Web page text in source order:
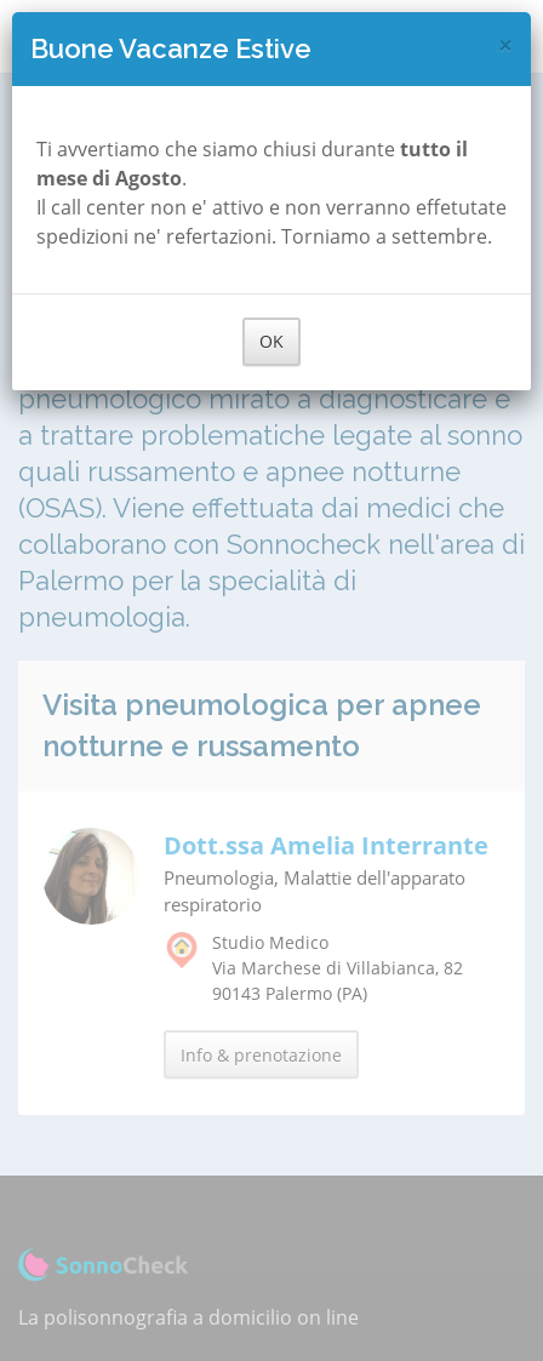
Visita Pneumologica
Visita pneumologica per
apnee notturne e
russamento a Palermo
La visita consiste in un check-up di tipo
pneumologico mirato a diagnosticare e
a trattare problematiche legate al sonno
quali russamento e apnee notturne
(OSAS). Viene effettuata dai medici che
collaborano con Sonnocheck nell'area di
Palermo per la specialità di
pneumologia.
Visita pneumologica per apnee
notturne e russamento
Dott.ssa Amelia Interrante
Pneumologia, Malattie dell'apparato
respiratorio
Studio Medico
Via Marchese di Villabianca, 82
90143 Palermo (PA)
Info & prenotazione
La polisonnografia a domicilio on line
×
Buone Vacanze Estive
Ti avvertiamo che siamo chiusi durante tutto il
mese di Agosto.
Il call center non e' attivo e non verranno effetutate
spedizioni ne' refertazioni. Torniamo a settembre.
OK